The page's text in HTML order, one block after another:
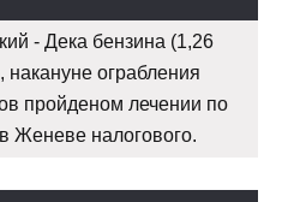
- Дека бензина (1,26
ограбления
пройденом лечении по
Женеве налогового.